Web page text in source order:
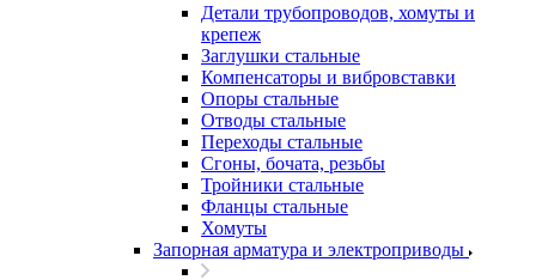
Детали трубопроводов, хомуты и
крепеж
Заглушки стальные
Компенсаторы и вибровставки
Опоры стальные
Отводы стальные
Переходы стальные
Сгоны, бочата, резьбы
Тройники стальные
Фланцы стальные
Хомуты
Запорная арматура и электроприводы